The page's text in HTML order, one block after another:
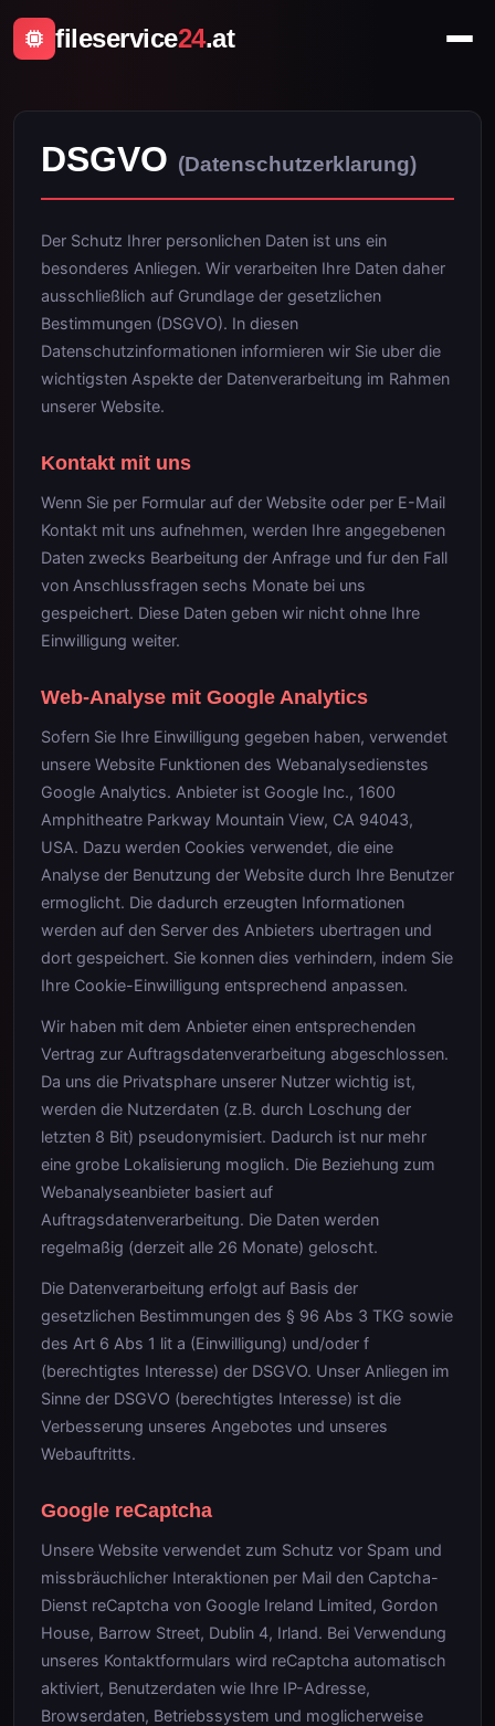
fileservice24.at
DSGVO (Datenschutzerklarung)
Der Schutz Ihrer personlichen Daten ist uns ein
besonderes Anliegen. Wir verarbeiten Ihre Daten daher
ausschließlich auf Grundlage der gesetzlichen
Bestimmungen (DSGVO). In diesen
Datenschutzinformationen informieren wir Sie uber die
wichtigsten Aspekte der Datenverarbeitung im Rahmen
unserer Website.
Kontakt mit uns
Wenn Sie per Formular auf der Website oder per E-Mail
Kontakt mit uns aufnehmen, werden Ihre angegebenen
Daten zwecks Bearbeitung der Anfrage und fur den Fall
von Anschlussfragen sechs Monate bei uns
gespeichert. Diese Daten geben wir nicht ohne Ihre
Einwilligung weiter.
Web-Analyse mit Google Analytics
Sofern Sie Ihre Einwilligung gegeben haben, verwendet
unsere Website Funktionen des Webanalysedienstes
Google Analytics. Anbieter ist Google Inc., 1600
Amphitheatre Parkway Mountain View, CA 94043,
USA. Dazu werden Cookies verwendet, die eine
Analyse der Benutzung der Website durch Ihre Benutzer
ermoglicht. Die dadurch erzeugten Informationen
werden auf den Server des Anbieters ubertragen und
dort gespeichert. Sie konnen dies verhindern, indem Sie
Ihre Cookie-Einwilligung entsprechend anpassen.
Wir haben mit dem Anbieter einen entsprechenden
Vertrag zur Auftragsdatenverarbeitung abgeschlossen.
Da uns die Privatsphare unserer Nutzer wichtig ist,
werden die Nutzerdaten (z.B. durch Loschung der
letzten 8 Bit) pseudonymisiert. Dadurch ist nur mehr
eine grobe Lokalisierung moglich. Die Beziehung zum
Webanalyseanbieter basiert auf
Auftragsdatenverarbeitung. Die Daten werden
regelmaßig (derzeit alle 26 Monate) geloscht.
Die Datenverarbeitung erfolgt auf Basis der
gesetzlichen Bestimmungen des § 96 Abs 3 TKG sowie
des Art 6 Abs 1 lit a (Einwilligung) und/oder f
(berechtigtes Interesse) der DSGVO. Unser Anliegen im
Sinne der DSGVO (berechtigtes Interesse) ist die
Verbesserung unseres Angebotes und unseres
Webauftritts.
Google reCaptcha
Unsere Website verwendet zum Schutz vor Spam und
missbräuchlicher Interaktionen per Mail den Captcha-
Dienst reCaptcha von Google Ireland Limited, Gordon
House, Barrow Street, Dublin 4, Irland. Bei Verwendung
unseres Kontaktformulars wird reCaptcha automatisch
aktiviert, Benutzerdaten wie Ihre IP-Adresse,
Browserdaten, Betriebssystem und moglicherweise